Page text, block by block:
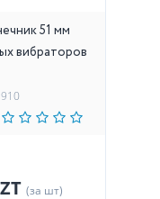
51 мм
вибраторов
(за шт)